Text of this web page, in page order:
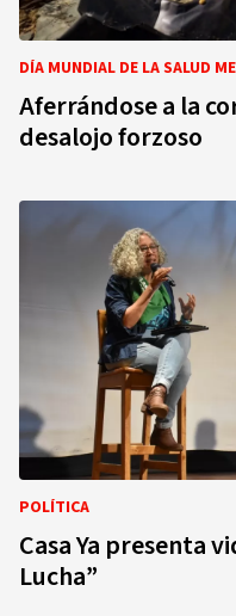
DÍA MUNDIAL DE LA SALUD
Aferrándose a la cordura: El
desalojo forzoso
POLÍTICA
Casa Ya presenta
Lucha”